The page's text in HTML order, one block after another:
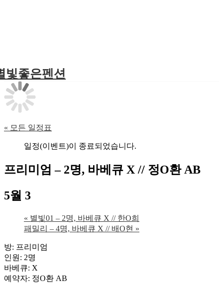
빛좋은펜션
« 모든 일정표
일정(이벤트)이 종료되었습니다.
프리미엄 – 2명, 바베큐 X // 정O환 AB
5월 3
« 별빛01 – 2명, 바베큐 X // 한O희
패밀리 – 4명, 바베큐 X // 배O현 »
방: 프리미엄
인원: 2명
바베큐: X
예약자: 정O환 AB